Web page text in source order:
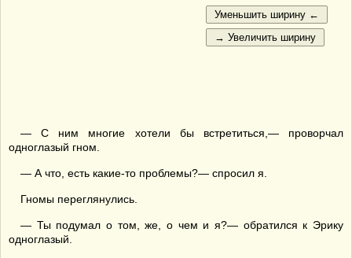
— С ним многие хотели бы встретиться,— проворчал
одноглазый гном.
— А что, есть какие-то проблемы?— спросил я.
Гномы переглянулись.
— Ты подумал о том, же, о чем и я?— обратился к Эрику
одноглазый.